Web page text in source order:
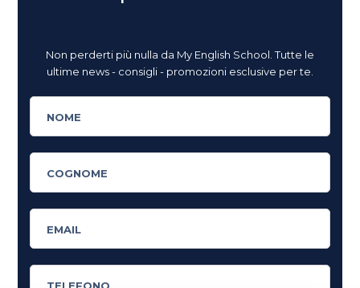
Non perderti più nulla da My English School. Tutte le
ultime news - consigli - promozioni esclusive per te.